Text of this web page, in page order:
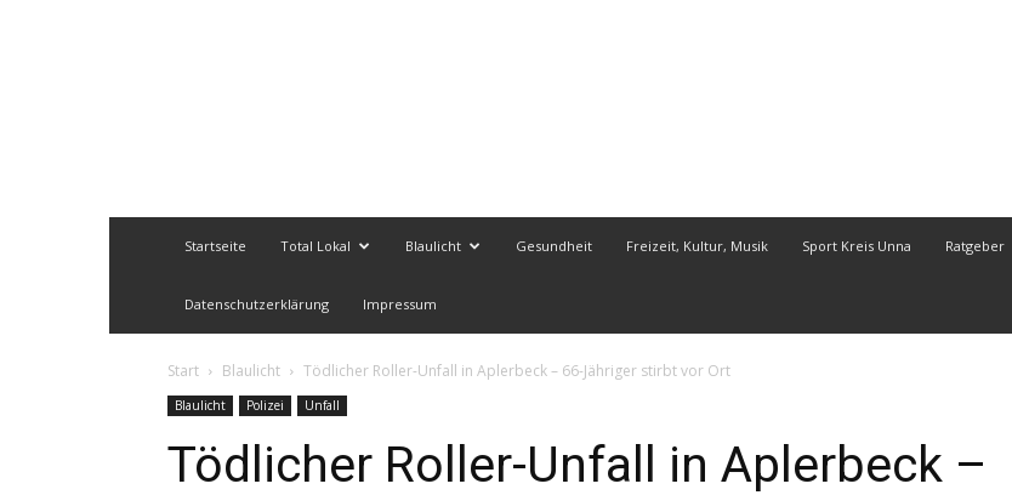
Startseite Total Lokal Blaulicht Gesundheit Freizeit, Kultur, Musik Sport Kreis Unna Ratgeber
Datenschutzerklärung Impressum
Start Blaulicht Tödlicher Roller-Unfall in Aplerbeck – 66-Jähriger stirbt vor Ort
Blaulicht Polizei Unfall
Tödlicher Roller-Unfall in Aplerbeck –